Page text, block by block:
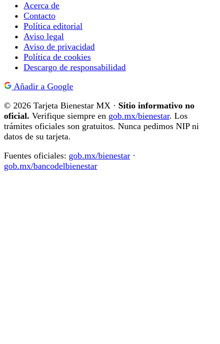
Acerca de
Contacto
Política editorial
Aviso legal
Aviso de privacidad
Política de cookies
Descargo de responsabilidad
Añadir a Google
© 2026 Tarjeta Bienestar MX · Sitio informativo no
oficial. Verifique siempre en gob.mx/bienestar. Los
trámites oficiales son gratuitos. Nunca pedimos NIP ni
datos de su tarjeta.
Fuentes oficiales: gob.mx/bienestar ·
gob.mx/bancodelbienestar